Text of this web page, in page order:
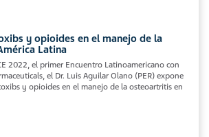
y opioides en el manejo de la
Latina
2022, el primer Encuentro Latinoamericano con
el Dr. Luis Aguilar Olano (PER) expone
y opioides en el manejo de la osteoartritis en